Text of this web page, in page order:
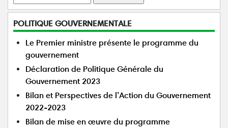
POLITIQUE GOUVERNEMENTALE
Le Premier ministre présente le programme du
gouvernement
Déclaration de Politique Générale du
Gouvernement 2023
Bilan et Perspectives de l’Action du Gouvernement
2022-2023
Bilan de mise en œuvre du programme